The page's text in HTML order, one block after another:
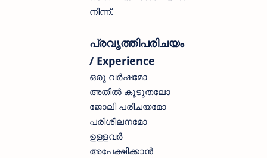
നിന്ന്.
പ്രവൃത്തിപരിചയം
/ Experience
ഒരു വർഷമോ
അതിൽ കൂടുതലോ
ജോലി പരിചയമോ
പരിശീലനമോ
ഉള്ളവർ
അപേക്ഷിക്കാൻ